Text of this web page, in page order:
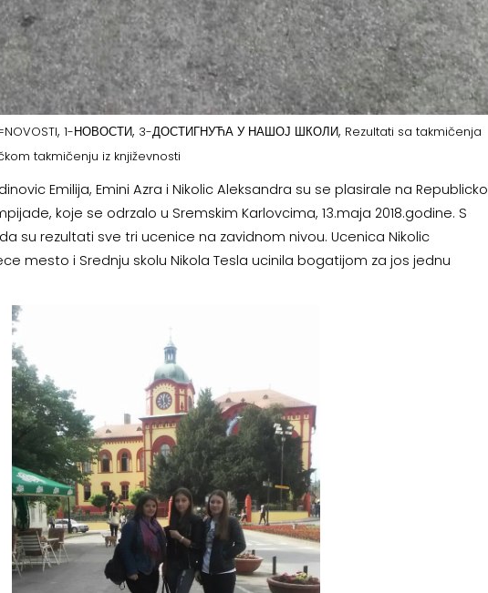
, 1-НОВОСТИ, 3-ДОСТИГНУЋА У НАШОЈ ШКОЛИ, Rezultati sa takmičenja
takmičenju iz književnosti
Emilija, Emini Azra i Nikolic Aleksandra su se plasirale na Republicko
koje se odrzalo u Sremskim Karlovcima, 13.maja 2018.godine. S
su rezultati sve tri ucenice na zavidnom nivou. Ucenica Nikolic
mesto i Srednju skolu Nikola Tesla ucinila bogatijom za jos jednu